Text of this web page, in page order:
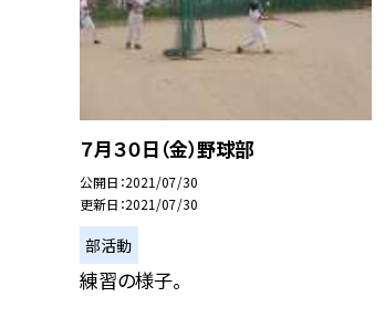
７月３０日（金）野球部
公開日 2021/07/30
更新日 2021/07/30
部活動
練習の様子。